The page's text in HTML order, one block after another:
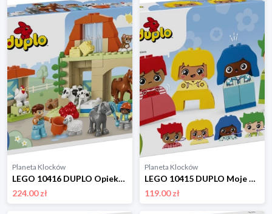
Planeta Klocków
LEGO 10416 DUPLO Opieka nad zwierzętami na farmie Lego
224.00 zł
Planeta Klocków
LEGO 10415 DUPLO Moje uczucia i emocje Lego
119.00 zł